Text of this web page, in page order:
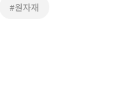
#원자재